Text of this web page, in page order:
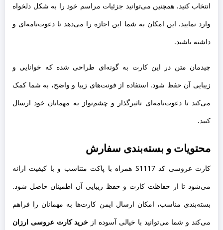
انتخاب کنید. همچنین می‌توانید جزئیات مراسم خود را به شکل دلخواه
وارد نمایید. این امکان به شما این اجازه را می‌دهد تا دعوت‌نامه‌ای و
داشته باشید.
چیدمان متن در این کارت به گونه‌ای طراحی شده که خوانایی و
زیبایی آن حفظ شود. استفاده از فونت‌های زیبا و واضح، به شما کمک
می‌کند تا دعوت‌نامه‌ای تاثیرگذار و چشم‌نواز به مهمانان خود ارسال
کنید.
محتویات و بسته‌بندی سفارش
کارت عروسی کد S1117 همراه با پاکت متناسب و با کیفیت ارائه
می‌شود تا از حفاظت کارت و حفظ زیبایی آن اطمینان حاصل شود.
بسته‌بندی مناسب، امکان ارسال ایمن کارت‌ها به مهمانان را فراهم
می‌کند و شما می‌توانید با خیالی آسوده از خرید کارت عروسی ارزان